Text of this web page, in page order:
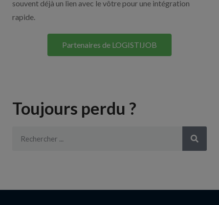
souvent déjà un lien avec le vôtre pour une intégration
rapide.
Partenaires de LOGISTIJOB
Toujours perdu ?